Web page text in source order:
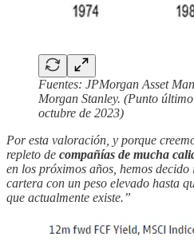
Fuentes: JPMorgan Asset
Morgan Stanley. (Punto
octubre de 2023)
Por esta valoración, y porque
repleto de compañías de mucha
en los próximos años, hemos
cartera con un peso elevado hasta
que actualmente existe.”